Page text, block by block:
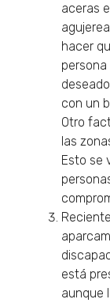
aceras
hacer
con un
Otro
las
Esto se
está
aunque